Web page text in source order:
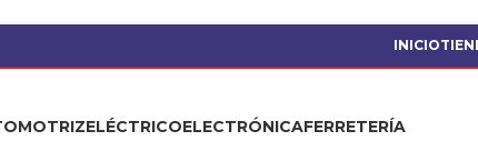
INICIO
ELÉCTRICOELECTRÓNICAFERRETERÍA